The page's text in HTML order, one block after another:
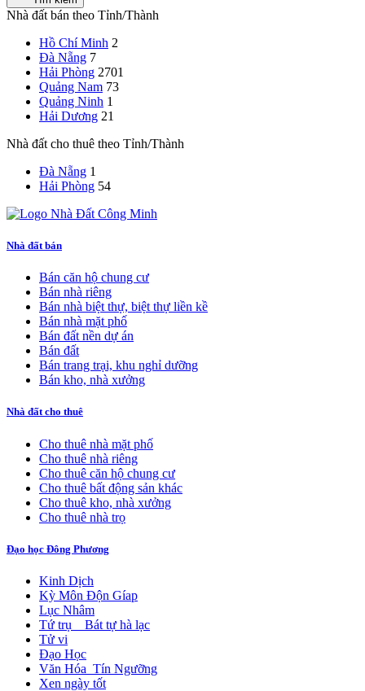
Nhà đất bán theo Tỉnh/Thành
Hồ Chí Minh 2
Đà Nẵng 7
Hải Phòng 2701
Quảng Nam 73
Quảng Ninh 1
Hải Dương 21
Nhà đất cho thuê theo Tỉnh/Thành
Đà Nẵng 1
Hải Phòng 54
Nhà đất bán
Bán căn hộ chung cư
Bán nhà riêng
Bán nhà biệt thự, biệt thự liền kề
Bán nhà mặt phố
Bán đất nền dự án
Bán đất
Bán trang trại, khu nghỉ dưỡng
Bán kho, nhà xưởng
Nhà đất cho thuê
Cho thuê nhà mặt phố
Cho thuê nhà riêng
Cho thuê căn hộ chung cư
Cho thuê bất động sản khác
Cho thuê kho, nhà xưởng
Cho thuê nhà trọ
Đạo học Đông Phương
Kinh Dịch
Kỳ Môn Độn Gíap
Lục Nhâm
Tứ trụ _ Bát tự hà lạc
Tử vi
Đạo Học
Văn Hóa_Tín Ngưỡng
Xen ngày tốt